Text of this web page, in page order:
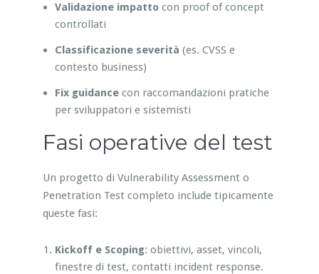
Validazione impattocon proof of concept
controllati
Classificazione severità (es. CVSS e
contesto business)
Fix guidancecon raccomandazioni pratiche
per sviluppatori e sistemisti
Fasi operative del test
Un progetto di Vulnerability Assessment o
Penetration Test completo include tipicamente
queste fasi:
Kickoff e Scoping: obiettivi, asset, vincoli,
finestre di test, contatti incident response.